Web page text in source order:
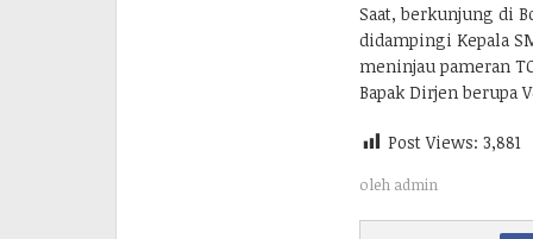
Saat, berkunjung di
didampingi Kepala
meninjau pameran
Bapak Dirjen berupa
Post Views: 3,881
oleh admin